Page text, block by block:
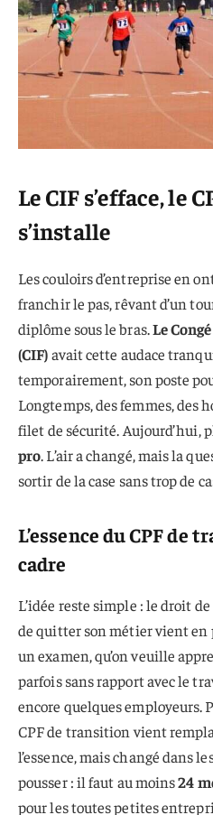
Le CIF s’efface, le
s’installe
Les couloirs d’entreprise en
franchir le pas, rêvant d’un
diplôme sous le bras.Le
(CIF)avait cette audace
temporairement, son poste
Longtemps, des femmes, des
filet de sécurité. Aujourd’hui,
pro. L’air a changé, mais la
sortir de la case sans trop de
L’essence du CPF de
cadre
L’idée reste simple : le droit
de quitter son métier vient en
un examen, qu’on veuille
parfois sans rapport avec le
encore quelques employeurs.
CPF de transition vient
l’essence, mais changé dans
pousser : il faut au moins24
pour les toutes petites